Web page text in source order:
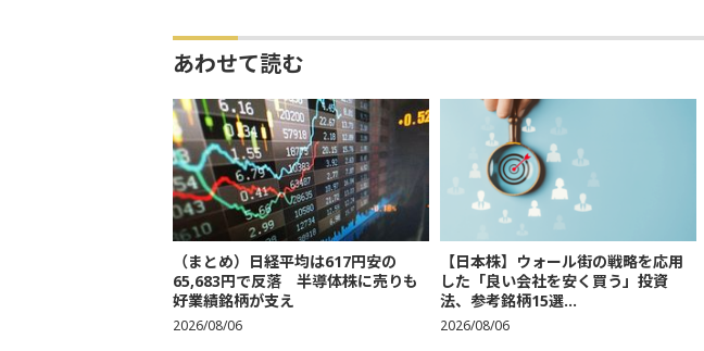
あわせて読む
（まとめ）日経平均は617円安の
65,683円で反落 半導体株に売りも
好業績銘柄が支え
2026/08/06
【日本株】ウォール街の戦略を応用
した「良い会社を安く買う」投資
法、参考銘柄15選...
2026/08/06